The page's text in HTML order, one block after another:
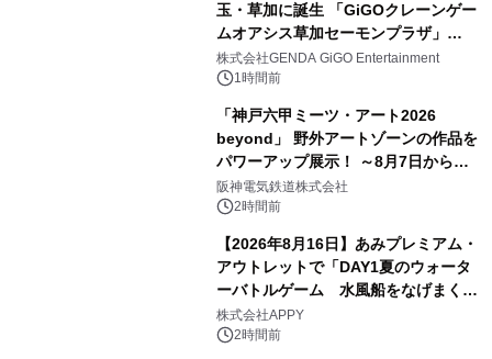
玉・草加に誕生 「GiGOクレーンゲー
ムオアシス草加セーモンプラザ」
2026年8月7日(金)10時グランドオープ
ン
株式会社GENDA GiGO Entertainment
1時間前
「神戸六甲ミーツ・アート2026
beyond」 野外アートゾーンの作品を
パワーアップ展示！ ～8月7日からは
直前割パスポートを販売～
阪神電気鉄道株式会社
2時間前
【2026年8月16日】あみプレミアム・
アウトレットで「DAY1夏のウォータ
ーバトルゲーム 水風船をなげまくろ
う！」を開催
株式会社APPY
2時間前